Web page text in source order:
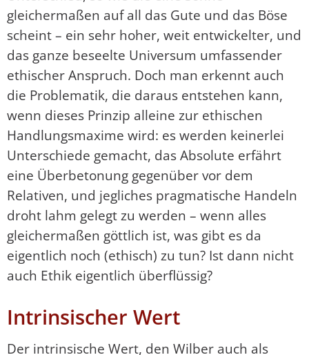
gleichermaßen auf all das Gute und das Böse
scheint – ein sehr hoher, weit entwickelter, und
das ganze beseelte Universum umfassender
ethischer Anspruch. Doch man erkennt auch
die Problematik, die daraus entstehen kann,
wenn dieses Prinzip alleine zur ethischen
Handlungsmaxime wird: es werden keinerlei
Unterschiede gemacht, das Absolute erfährt
eine Überbetonung gegenüber vor dem
Relativen, und jegliches pragmatische Handeln
droht lahm gelegt zu werden – wenn alles
gleichermaßen göttlich ist, was gibt es da
eigentlich noch (ethisch) zu tun? Ist dann nicht
auch Ethik eigentlich überflüssig?
Intrinsischer Wert
Der intrinsische Wert, den Wilber auch als